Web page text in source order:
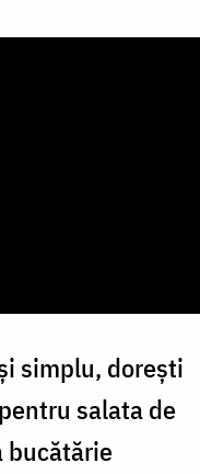
simplu, dorești
salata de
bucătărie